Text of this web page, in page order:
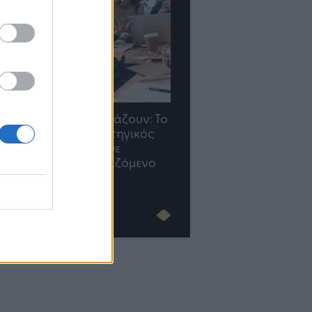
προσλήψεις αλλάζουν: To
ως στρατηγικός
για κάθε
και εργαζόμενο
TP Greece: Πώς